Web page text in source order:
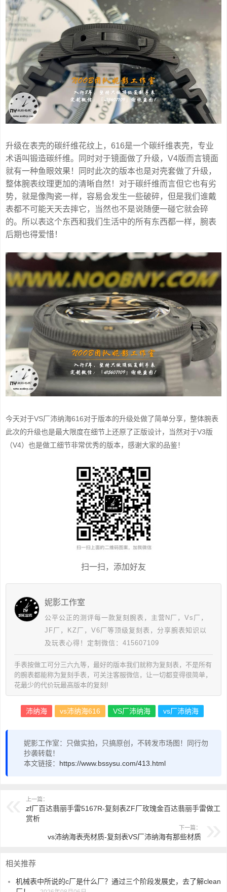
升级在表壳的碳纤维花纹上，616是一个碳纤维表壳，专业
术语叫锻造碳纤维。同时对于镜面做了升级，V4版而言镜面
就有一种鱼眼效果！同时此次的版本也是对壳套做了升级，
整体腕表纹理更加的清晰自然！对于碳纤维而言但它也有劣
势，就是像陶瓷一样，容易会发生一些破碎，但是我们谁戴
表都不可能天天去摔它，当然也不是说随便一碰它就会碎
的。所以表这个东西和我们生活中的所有东西都一样，腕表
后期也得爱惜！
今天对于VS厂沛纳海616对于版本的升级处做了简单分享，整体腕表
此次的升级也是最大限度在细节上还原了正版设计，当然对于V3版
（V4）也是做工细节非常优秀的版本，感谢大家的品鉴！
扫一扫，添加好友
妮影工作室
公平公正的测评每一款复刻腕表，主营N厂，Vs厂，
JF厂，KZ厂，V6厂等顶级复刻表，分享腕表知识以
及玩表心得！定制微信：415607109
手表按做工可分三六九等，最好的版本我们就称为复刻表，不是所有
的腕表都能称为复刻手表，可关注客服微信，让一切都变得很简单，
花最少的代价玩最高版本的复刻!
沛纳海 vs沛纳海616 VS厂沛纳海 vs厂沛纳海
妮影工作室：只做实拍，只搞原创，不转发市场图！同行勿
抄袭转载！
本文链接： https://www.bssysu.com/413.html
上一篇：
zf厂百达翡丽手雷5167R-复刻表ZF厂玫瑰金百达翡丽手雷做工
赏析
下一篇：
vs沛纳海表壳材质-复刻表VS厂沛纳海有那些材质
相关推荐
机械表中所说的c厂是什么厂？通过三个阶段发展史，去了解clean